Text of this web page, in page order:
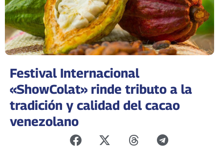
Festival Internacional
«ShowColat» rinde tributo a la
tradición y calidad del cacao
venezolano